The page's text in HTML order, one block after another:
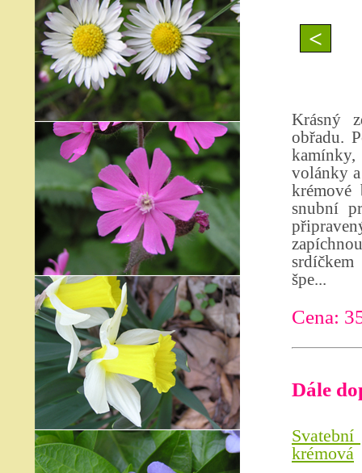
<
Krásný
obřadu.
kamínky,
volánky
krémové
snubní
špe...
Cena:
Dále
krémová